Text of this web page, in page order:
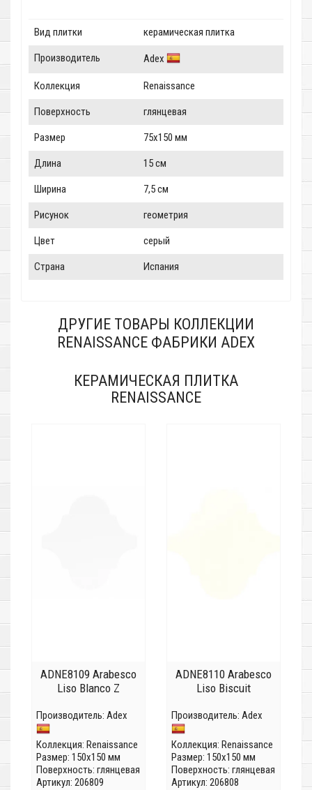
Вид плитки керамическая плитка
Производитель Adex
Коллекция Renaissance
Поверхность глянцевая
Размер 75x150 мм
Длина 15 см
Ширина 7,5 см
Рисунок геометрия
Цвет серый
Страна Испания
ДРУГИЕ ТОВАРЫ КОЛЛЕКЦИИ
RENAISSANCE ФАБРИКИ ADEX
КЕРАМИЧЕСКАЯ ПЛИТКА
RENAISSANCE
ADNE8109 Arabesco
Liso Blanco Z
Производитель: Adex
Коллекция: Renaissance
Размер: 150x150 мм
Поверхность: глянцевая
Артикул: 206809
ADNE8110 Arabesco
Liso Biscuit
Производитель: Adex
Коллекция: Renaissance
Размер: 150x150 мм
Поверхность: глянцевая
Артикул: 206808